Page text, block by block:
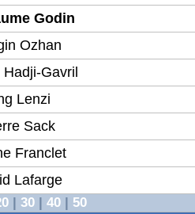
Godin
Ozhan
Hadji-Gavril
Lenzi
Sack
Franclet
Lafarge
| 30 | 40 | 50